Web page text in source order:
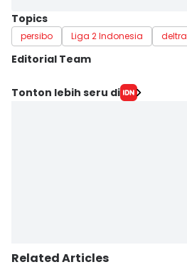
Topics
persibo Liga 2 Indonesia
Editorial Team
Editor
Tonton lebih seru di
Related Articles